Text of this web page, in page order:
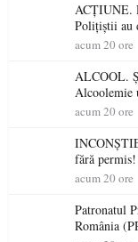
ACȚIUNE.
Polițiștii au
permis într-
acum 20 ore
ALCOOL.
Alcoolemie
acum 20 ore
fără
acum 20 ore
Patronatul
România